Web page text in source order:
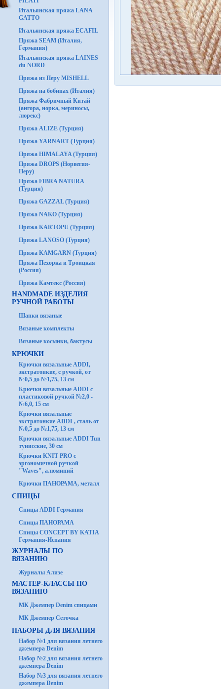
Итальянская пряжа LANA
GATTO
Итальянская пряжа ECAFIL
Пряжа SEAM (Италия,
Германия)
Итальянская пряжа LAINES
du NORD
Пряжа из Перу MISHELL
Пряжа на бобинах (Италия)
Пряжа Фабричный Китай
(ангора, норка, мериносы,
люрекс)
Пряжа ALIZE (Турция)
Пряжа YARNART (Турция)
Пряжа HIMALAYA (Турция)
Пряжа DROPS (Норвегия-
Перу)
Пряжа FIBRA NATURA
(Турция)
Пряжа GAZZAL (Турция)
Пряжа NAKO (Турция)
Пряжа KARTOPU (Турция)
Пряжа LANOSO (Турция)
Пряжа KAMGARN (Турция)
Пряжа Пехорка и Троицкая
(Россия)
Пряжа Камтекс (Россия)
HANDMADE ИЗДЕЛИЯ
РУЧНОЙ РАБОТЫ
Шапки вязаные
Вязаные комплекты
Вязаные косынки, бактусы
КРЮЧКИ
Крючки вязальные ADDI,
экстратонкие, с ручкой, от
№0,5 до №1,75, 13 см
Крючки вязальные ADDI с
пластиковой ручкой №2,0 -
№6,0, 15 см
Крючки вязальные
экстратонкие ADDI , сталь от
№0,5 до №1,75, 13 см
Крючки вязальные ADDI Tun
тунисские, 30 см
Крючки KNIT PRO с
эргономичной ручкой
"Waves", алюминий
Крючки ПАНОРАМА, металл
СПИЦЫ
Спицы ADDI Германия
Спицы ПАНОРАМА
Спицы CONCEPT BY KATIA
Германия-Испания
ЖУРНАЛЫ ПО
ВЯЗАНИЮ
Журналы Ализе
МАСТЕР-КЛАССЫ ПО
ВЯЗАНИЮ
МК Джемпер Denim спицами
МК Джемпер Сеточка
НАБОРЫ ДЛЯ ВЯЗАНИЯ
Набор №1 для вязания летнего
джемпера Denim
Набор №2 для вязания летнего
джемпера Denim
Набор №3 для вязания летнего
джемпера Denim